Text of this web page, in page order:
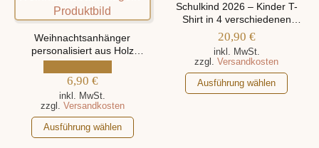
Weihnachtsanhänger
personalisiert aus Holz
„Weihnachtsbaumkugeln“
6,90 €
inkl. MwSt.
zzgl. Versandkosten
Ausführung wählen
Dieses
Produkt
Schulkind 2026 – Kinder T-
Shirt in 4 verschiedenen
Farben, personalisiert mit
Namen
20,90 €
inkl. MwSt.
zzgl.Versandkosten
Ausführung wählen
Dieses
Produkt